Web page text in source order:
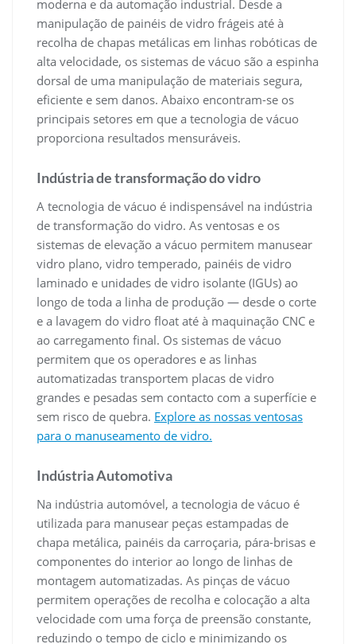
moderna e da automação industrial. Desde a
manipulação de painéis de vidro frágeis até à
recolha de chapas metálicas em linhas robóticas de
alta velocidade, os sistemas de vácuo são a espinha
dorsal de uma manipulação de materiais segura,
eficiente e sem danos. Abaixo encontram-se os
principais setores em que a tecnologia de vácuo
proporciona resultados mensuráveis.
Indústria de transformação do vidro
A tecnologia de vácuo é indispensável na indústria
de transformação do vidro. As ventosas e os
sistemas de elevação a vácuo permitem manusear
vidro plano, vidro temperado, painéis de vidro
laminado e unidades de vidro isolante (IGUs) ao
longo de toda a linha de produção — desde o corte
e a lavagem do vidro float até à maquinação CNC e
ao carregamento final. Os sistemas de vácuo
permitem que os operadores e as linhas
automatizadas transportem placas de vidro
grandes e pesadas sem contacto com a superfície e
sem risco de quebra. Explore as nossas ventosas
para o manuseamento de vidro.
Indústria Automotiva
Na indústria automóvel, a tecnologia de vácuo é
utilizada para manusear peças estampadas de
chapa metálica, painéis da carroçaria, pára-brisas e
componentes do interior ao longo de linhas de
montagem automatizadas. As pinças de vácuo
permitem operações de recolha e colocação a alta
velocidade com uma força de preensão constante,
reduzindo o tempo de ciclo e minimizando os